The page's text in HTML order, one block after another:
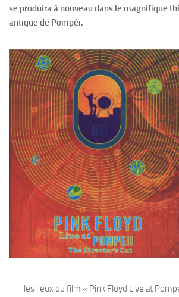
se produira à nouveau dans le magnifique
antique de Pompéi.
les lieux du film « Pink Floyd Live at